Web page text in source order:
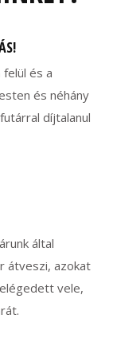
és a
és néhány
díjtalanul
által
átveszi, azokat
vele,